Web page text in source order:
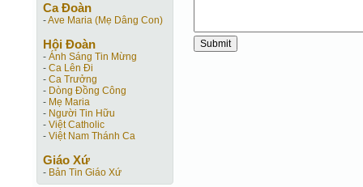
Ca Ðoàn
-Ave Maria (Mẹ Dâng Con)
Hội Ðoàn
- Ánh Sáng Tin Mừng
- Ca Lên Đi
- Ca Trưởng
- Dòng Đồng Công
- Mẹ Maria
- Người Tin Hữu
- Việt Catholic
- Việt Nam Thánh Ca
Giáo Xứ
- Bản Tin Giáo Xứ